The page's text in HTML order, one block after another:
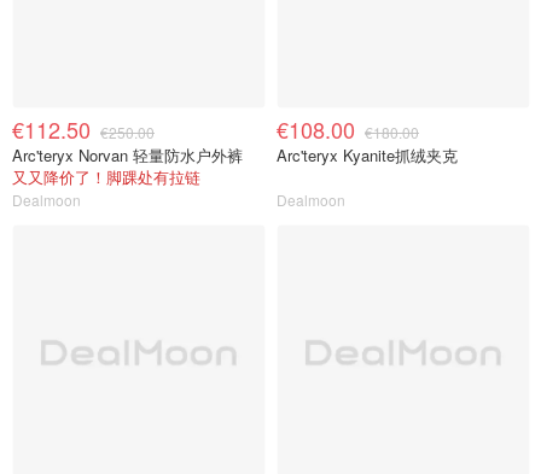
€112.50 €250.00
Arc'teryx Norvan 轻量防水户外裤
又又降价了！脚踝处有拉链
Dealmoon
€108.00 €180.00
Arc'teryx Kyanite抓绒夹克
Dealmoon